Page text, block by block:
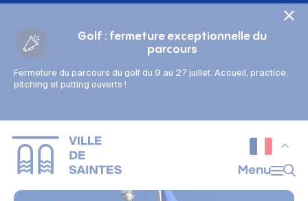
Golf : fermeture exceptionnelle du
parcours
Fermeture du parcours du golf du 9 au 27 juillet. Accueil, practice,
pitching et putting ouverts !
Menu
Gestion des couleurs :
Police adaptée (dyslexie) :
Interlignage :
Par défaut
Augmenté
Alignement du texte :
Cookies management panel